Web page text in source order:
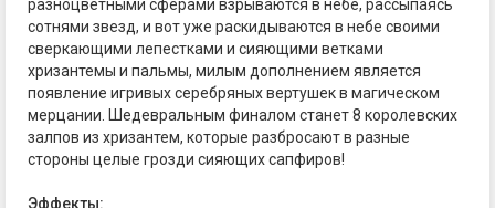
разноцветными сферами взрываются в небе, рассыпаясь
сотнями звезд, и вот уже раскидываются в небе своими
сверкающими лепестками и сияющими ветками
хризантемы и пальмы, милым дополнением является
появление игривых серебряных вертушек в магическом
мерцании. Шедевральным финалом станет 8 королевских
залпов из хризантем, которые разбросают в разные
стороны целые грозди сияющих сапфиров!
Эффекты: